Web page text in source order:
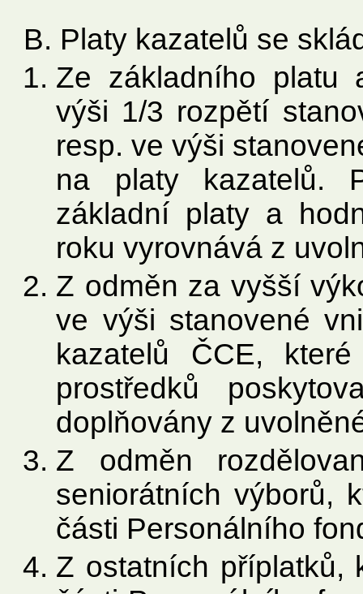
B. Platy kazatelů se
Ze základního platu
výši 1/3 rozpětí
resp. ve výši
na platy kazatelů.
základní platy a
roku vyrovnává z
Z odměn za vyšší
ve výši stanovené
kazatelů ČCE,
prostředků
doplňovány z
Z odměn
seniorátních výborů,
části Personálního
Z ostatních příplatků,